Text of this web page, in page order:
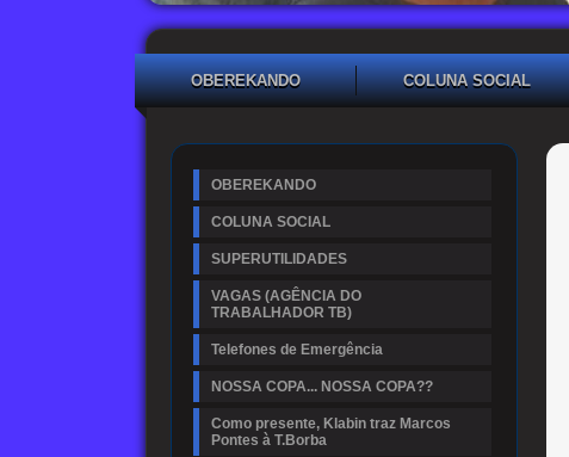
OBEREKANDO COLUNA SOCIAL
OBEREKANDO
COLUNA SOCIAL
SUPERUTILIDADES
VAGAS (AGÊNCIA DO
TRABALHADOR TB)
Telefones de Emergência
NOSSA COPA... NOSSA COPA??
Como presente, Klabin traz Marcos
Pontes à T.Borba